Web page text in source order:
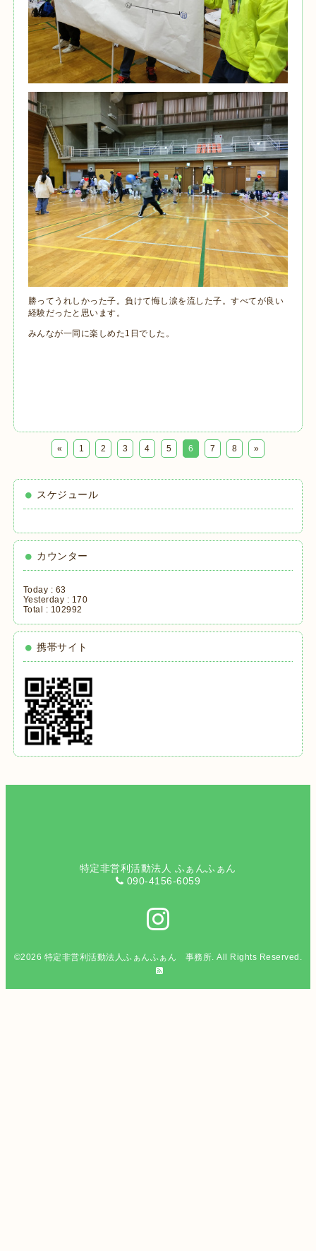
勝ってうれしかった子。負けて悔し涙を流した子。すべてが良い
経験だったと思います。
みんなが一同に楽しめた1日でした。
« 1 2 3 4 5 6 7 8 »
スケジュール
カウンター
Today : 63
Yesterday : 170
Total : 102992
携帯サイト
特定非営利活動法人 ふぁんふぁん
090-4156-6059
©2026 特定非営利活動法人ふぁんふぁん 事務所. All Rights Reserved.